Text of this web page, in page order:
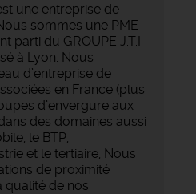
une entreprise de
sommes une PME
parti du GROUPE J.T.I
à Lyon. Nous
d’entreprise de
en France (plus
d’envergure aux
des domaines aussi
le BTP,
et le tertiaire, Nous
de proximité
qualité de nos